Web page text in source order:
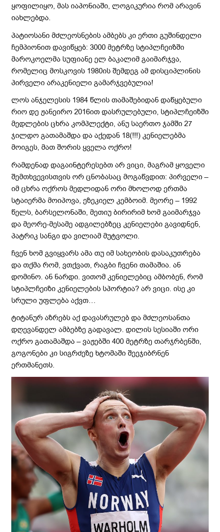
ყოფილიყო, მას იაპონიაში, ლოგიკურია რომ არავინ
იახლებდა.
პატიოსანი მძლეოსნების ამბებს კი ერთი გუშინდელი
ჩემპიონით დავიწყებ: 3000 მეტრზე სტიპლჩეიზში
მაროკოელმა სუფიანე ელ ბაკალიმ გაიმარჯვა,
რომელიც მოსკოვის 1980ის შემდეგ ამ დისციპლინის
პირველი არაკენიელი გამარჯვებულია!
ლოს ანჯელესის 1984 წლის თამაშებიდან დაწყებული
რიო დე ჟანეირო 2016ით დასრულებული, სტიპლჩეიზში
მედლების ცხრა კომპლექტი, ანუ საერთო ჯამში 27
ჯილდო გათამაშდა და აქედან 18(!!!) კენიელებმა
მოიგეს, მათ შორის ყველა ოქრო!
რამდენად დაგაინტერესებთ არ ვიცი, მაგრამ ყოველი
შემთხვევისთვის ორ ცნობასაც მოგაწვდით: პირველი –
იმ ცხრა ოქროს მედლიდან ორი მხოლოდ ერთმა
სტაიერმა მოიპოვა, ეზეკიელ კემბოიმ. მეორე – 1992
წელს, ბარსელონაში, მეთიუ ბირირიმ ხომ გაიმარჯვა
და მეორე-მესამე ადგილებზეც კენიელები გავიდნენ,
პატრიკ სანგი და ვილიამ მუტვოლი.
ჩვენ ხომ გვიყვარს ამა თუ იმ სახეობის დასაკუთრება
და თქმა რომ, ვთქვათ, რაგბი ჩვენი თამაშია. ან
დომინო. ან ნარდი. ვითომ კენიელებიც ამბობენ, რომ
სტიპლჩეიზი კენიელების სპორტია? არ ვიცი. ისე კი
სრული უფლება აქვთ…
ტიტანურ აზრებს აქ დავასრულებ და მძლეოსანთა
დღევანდელ ამბებზე გადავალ. დილის სესიაში ორი
ოქრო გათამაშდა – ვაჟებში 400 მეტრზე თარჯრბენში,
გოგონები კი სიგრძეზე ხტომაში შეეჯიბრნენ
ერთმანეთს.